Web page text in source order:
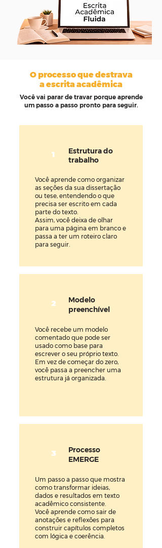
O processo que destrava
a escrita acadêmica
Você vai parar de travar porque aprende
um passo a passo pronto para seguir.
1
Estrutura do
trabalho
Você aprende como organizar
as seções da sua dissertação
ou tese, entendendo o que
precisa ser escrito em cada
parte do texto.
Assim, você deixa de olhar
para uma página em branco e
passa a ter um roteiro claro
para seguir.
2
Modelo
preenchível
Você recebe um modelo
comentado que pode ser
usado como base para
escrever o seu próprio texto.
Em vez de começar do zero,
você passa a preencher uma
estrutura já organizada.
3
Processo
EMERGE
Um passo a passo que mostra
como transformar ideias,
dados e resultados em texto
acadêmico consistente.
Você aprende como sair de
anotações e reflexões para
construir capítulos completos
com lógica e coerência.